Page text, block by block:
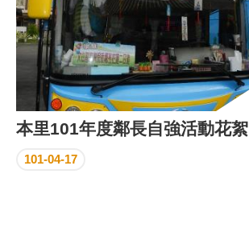
本里101年度鄰長自強活動花絮
101-04-17